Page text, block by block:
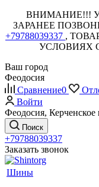
ВНИМАНИЕ!!!
ЗАРАНЕЕ
+79788039337 ,
УСЛОВИЯХ
Ваш город
Феодосия
Сравнение0
Войти
Феодосия, Керченское
Поиск
+79788039337
Заказать звонок
Шины